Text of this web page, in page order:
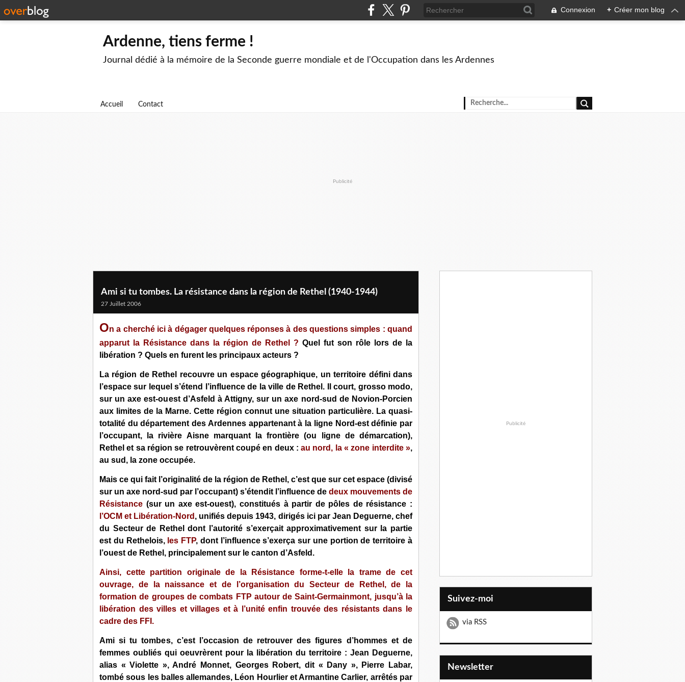
Connexion + Créer mon blog
Ardenne, tiens ferme !
Journal dédié à la mémoire de la Seconde guerre mondiale et de l'Occupation dans les Ardennes
Accueil Contact
Publicité
Ami si tu tombes. La résistance dans la région de Rethel (1940-1944)
27 Juillet 2006
On a cherché ici à dégager quelques réponses à des questions simples : quand
apparut la Résistance dans la région de Rethel ? Quel fut son rôle lors de la
libération ? Quels en furent les principaux acteurs ?
La région de Rethel recouvre un espace géographique, un territoire défini dans
l’espace sur lequel s’étend l’influence de la ville de Rethel. Il court, grosso modo,
sur un axe est-ouest d’Asfeld à Attigny, sur un axe nord-sud de Novion-Porcien
aux limites de la Marne. Cette région connut une situation particulière. La quasi-
totalité du département des Ardennes appartenant à la ligne Nord-est définie par
l’occupant, la rivière Aisne marquant la frontière (ou ligne de démarcation),
Rethel et sa région se retrouvèrent coupé en deux :au nord, la « zone interdite »,
au sud, la zone occupée.
Mais ce qui fait l’originalité de la région de Rethel, c’est que sur cet espace (divisé
sur un axe nord-sud par l’occupant) s’étendit l’influence de deux mouvements de
Résistance (sur un axe est-ouest), constitués à partir de pôles de résistance :
l’OCM et Libération-Nord , unifiés depuis 1943, dirigés ici par Jean Deguerne, chef
du Secteur de Rethel dont l’autorité s’exerçait approximativement sur la partie
est du Rethelois, les FTP, dont l’influence s’exerça sur une portion de territoire à
l’ouest de Rethel, principalement sur le canton d’Asfeld.
Ainsi, cette partition originale de la Résistance forme-t-elle la trame de cet
ouvrage, de la naissance et de l’organisation du Secteur de Rethel, de la
formation de groupes de combats FTP autour de Saint-Germainmont, jusqu’à la
libération des villes et villages et à l’unité enfin trouvée des résistants dans le
cadre des FFI.
Ami si tu tombes, c’est l’occasion de retrouver des figures d’hommes et de
femmes oubliés qui oeuvrèrent pour la libération du territoire : Jean Deguerne,
alias « Violette », André Monnet, Georges Robert, dit « Dany », Pierre Labar,
tombé sous les balles allemandes, Léon Hourlier et Armantine Carlier, arrêtés par
Publicité
Suivez-moi
via RSS
Newsletter